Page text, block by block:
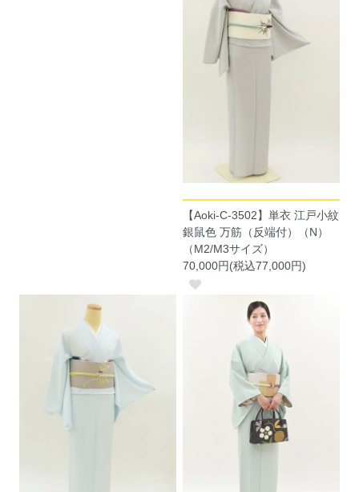
【Aoki-C-3502】単衣 江戸小紋
銀鼠色 万筋（反端付）（N）
（M2/M3サイズ）
70,000円(税込77,000円)